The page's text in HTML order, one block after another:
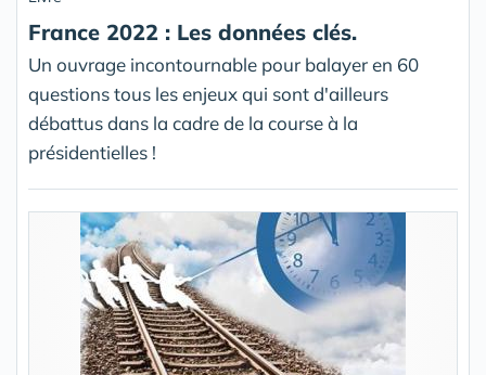
France 2022 : Les données clés.
Un ouvrage incontournable pour balayer en 60
questions tous les enjeux qui sont d'ailleurs
débattus dans la cadre de la course à la
présidentielles !